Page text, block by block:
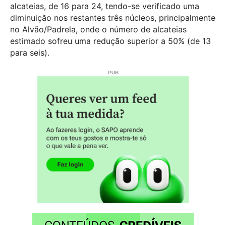
alcateias, de 16 para 24, tendo-se verificado uma
diminuição nos restantes três núcleos, principalmente
no Alvão/Padrela, onde o número de alcateias
estimado sofreu uma redução superior a 50% (de 13
para seis).